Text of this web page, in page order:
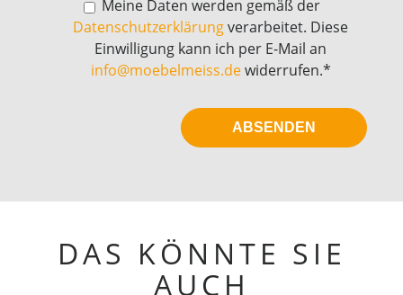
Meine Daten werden gemäß der
Datenschutzerklärungverarbeitet. Diese
Einwilligung kann ich per E-Mail an
info@moebelmeiss.dewiderrufen.*
DAS KÖNNTE SIE
AUCH